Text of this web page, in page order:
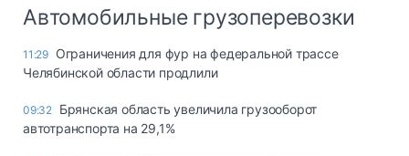
Автомобильные грузоперевозки
11:29 Ограничения для фур на федеральной трассе
Челябинской области продлили
09:32 Брянская область увеличила грузооборот
автотранспорта на 29,1%